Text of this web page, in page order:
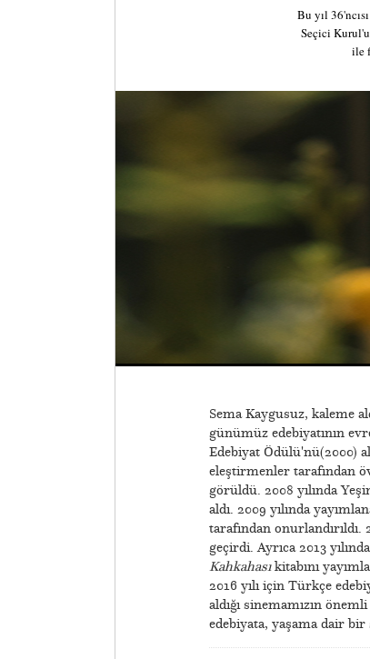
Bu yıl
Seçici
ile
Sema Kaygusuz, kaleme
günümüz edebiyatının
Edebiyat Ödülü'nü(2000)
eleştirmenler tarafından
görüldü. 2008 yılında
aldı. 2009 yılında
tarafından
geçirdi. Ayrıca 2013
Kahkahasıkitabını
2016 yılı için Türkçe
aldığı sinemamızın
edebiyata, yaşama dair